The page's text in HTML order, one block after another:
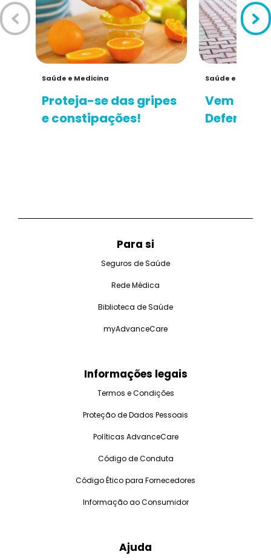
Saúde e Medicina
Proteja-se das gripes
e constipações!
Saúde e
Vem aí o
Defenda-
Para si
Seguros de Saúde
Rede Médica
Biblioteca de Saúde
myAdvanceCare
Informações legais
Termos e Condições
Proteção de Dados Pessoais
Políticas AdvanceCare
Código de Conduta
Código Ético para Fornecedores
Informação ao Consumidor
Ajuda